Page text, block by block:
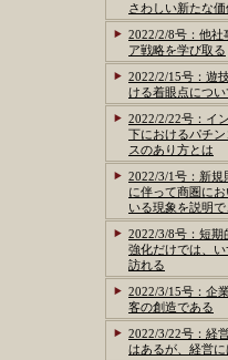
さわしい新たな
2022/2/8号：他社
ア戦略を学び取る
2022/2/15号：遊
ける着眼点につい
2022/2/22号：イ
下におけるパチ
スのあり方とは
2022/3/1号：新規
に伴って商圏に
いる現象を説明で
2022/3/8号：短期
強化だけでは、
訪れる
2022/3/15号：企
客の創造である
2022/3/22号：経
はあるが、経営